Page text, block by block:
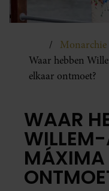
Monarchie
Waar hebben
elkaar ontmoet?
WAAR
WILLEM-
MÁXIMA